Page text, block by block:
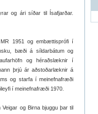
og ári síðar til Ísafjarðar.
1951 og embættisprófi í
bæði á síldarbátum og
og héraðslæknir í
þrjú ár aðstoðarlæknir á
og starfa í meinefnafræði
í meinefnafræði 1970.
og Birna bjuggu þar til